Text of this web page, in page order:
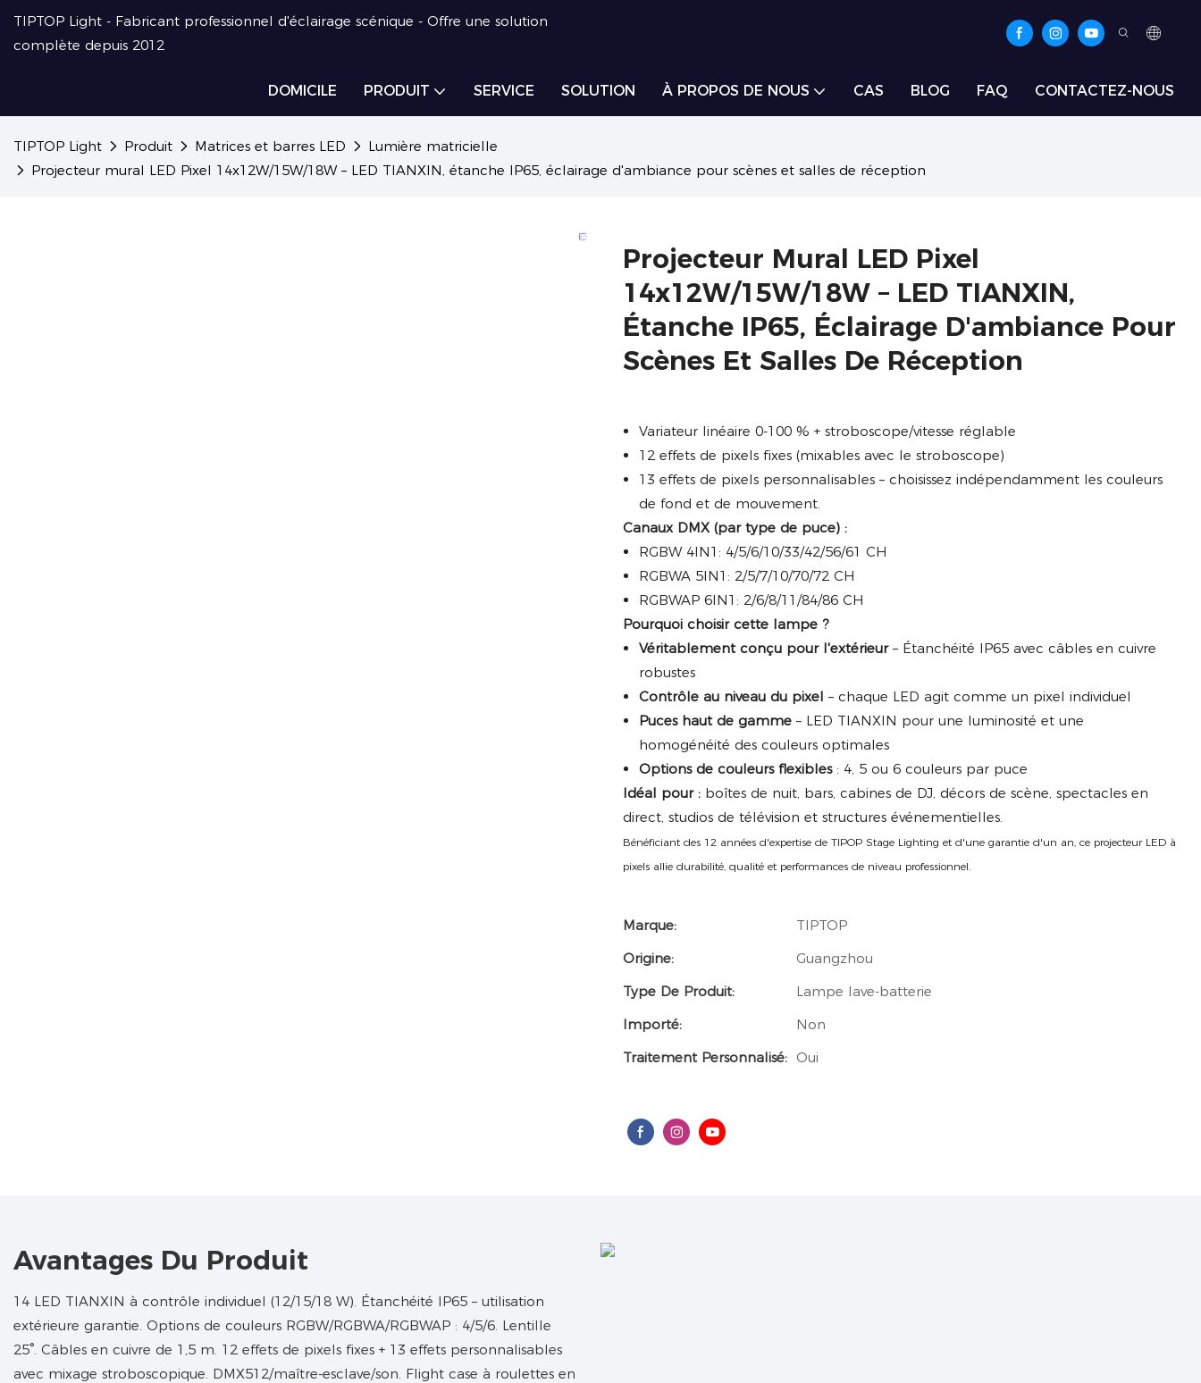
TIPTOP Light - Fabricant professionnel d'éclairage scénique - Offre une solution
complète depuis 2012
DOMICILE PRODUIT SERVICE SOLUTION À PROPOS DE NOUS CAS BLOG FAQ CONTACTEZ-NOUS
TIPTOP Light Produit Matrices et barres LED
Lumière matricielle
Projecteur mural LED Pixel 14x12W/15W/18W – LED TIANXIN, étanche IP65, éclairage d'ambiance pour scènes et salles de réception
Projecteur Mural LED Pixel
14x12W/15W/18W – LED TIANXIN,
Étanche IP65, Éclairage D'ambiance Pour
Scènes Et Salles De Réception
Variateur linéaire 0-100 % + stroboscope/vitesse réglable
12 effets de pixels fixes (mixables avec le stroboscope)
13 effets de pixels personnalisables – choisissez indépendamment les couleurs
de fond et de mouvement.
Canaux DMX (par type de puce) :
RGBW 4IN1: 4/5/6/10/33/42/56/61 CH
RGBWA 5IN1: 2/5/7/10/70/72 CH
RGBWAP 6IN1: 2/6/8/11/84/86 CH
Pourquoi choisir cette lampe ?
Véritablement conçu pour l'extérieur– Étanchéité IP65 avec câbles en cuivre
robustes
Contrôle au niveau du pixel – chaque LED agit comme un pixel individuel
Puces haut de gamme – LED TIANXIN pour une luminosité et une
homogénéité des couleurs optimales
Options de couleurs flexibles: 4, 5 ou 6 couleurs par puce
Idéal pour : boîtes de nuit, bars, cabines de DJ, décors de scène, spectacles en
direct, studios de télévision et structures événementielles.
Bénéficiant des 12 années d'expertise de TIPOP Stage Lighting et d'une garantie d'un an, ce projecteur LED à
pixels allie durabilité, qualité et performances de niveau professionnel.
Marque:
TIPTOP
Origine:
Guangzhou
Type De Produit:
Lampe lave-batterie
Importé:
Non
Traitement Personnalisé: Oui
Avantages Du Produit
14 LED TIANXIN à contrôle individuel (12/15/18 W). Étanchéité IP65 – utilisation
extérieure garantie. Options de couleurs RGBW/RGBWA/RGBWAP : 4/5/6. Lentille
25°. Câbles en cuivre de 1,5 m. 12 effets de pixels fixes + 13 effets personnalisables
avec mixage stroboscopique. DMX512/maître-esclave/son. Flight case à roulettes en